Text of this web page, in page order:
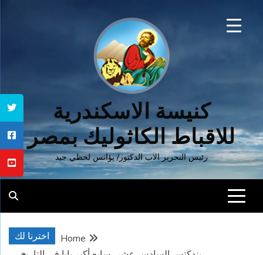
كنيسة الاسكندرية
للاقباط الكاثوليك بمصر
رئيس التحرير الاب الدكتور/ يؤانس لحظي جيد
اخترنا لك
Home